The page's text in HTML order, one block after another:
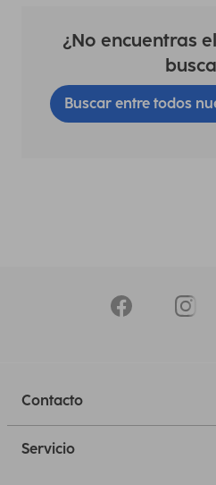
¿No encuentras
Buscar entre todos
Contacto
Servicio